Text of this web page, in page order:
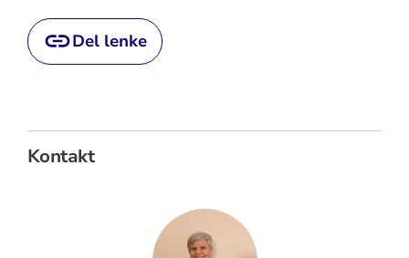
Del lenke
Kontakt